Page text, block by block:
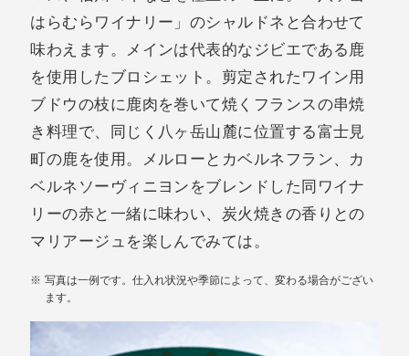
はらむらワイナリー」のシャルドネと合わせて
味わえます。メインは代表的なジビエである鹿
を使用したブロシェット。剪定されたワイン用
ブドウの枝に鹿肉を巻いて焼くフランスの串焼
き料理で、同じく八ヶ岳山麓に位置する富士見
町の鹿を使用。メルローとカベルネフラン、カ
ベルネソーヴィニヨンをブレンドした同ワイナ
リーの赤と一緒に味わい、炭火焼きの香りとの
マリアージュを楽しんでみては。
写真は一例です。仕入れ状況や季節によって、変わる場合がござい
ます。